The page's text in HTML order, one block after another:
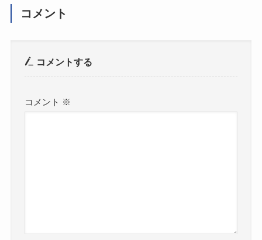
コメント
コメントする
コメント ※